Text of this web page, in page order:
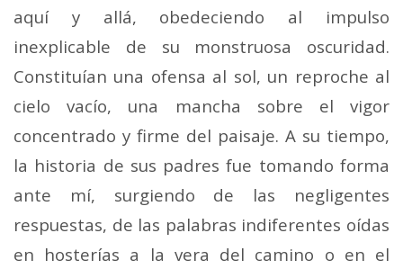
aquí y allá, obede­ciendo al impulso
inexplicable de su monstruosa oscuridad.
Constituían una ofensa al sol, un reproche al
cielo vacío, una mancha sobre el vigor
concentrado y firme del paisa­je. A su tiempo,
la historia de sus padres fue tomando forma
ante mí, surgiendo de las negligentes
respuestas, de las palabras indiferentes oídas
en hosterías a la vera del camino o en el